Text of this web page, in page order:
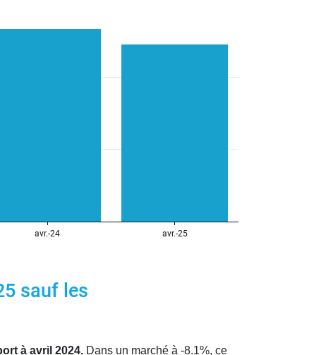
sauf les
à avril 2024. Dans un marché à -8.1%, ce